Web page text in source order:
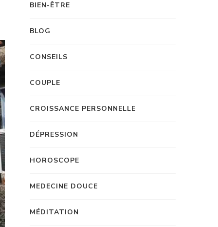
BIEN-ÊTRE
BLOG
CONSEILS
COUPLE
CROISSANCE PERSONNELLE
DÉPRESSION
HOROSCOPE
MEDECINE DOUCE
MÉDITATION